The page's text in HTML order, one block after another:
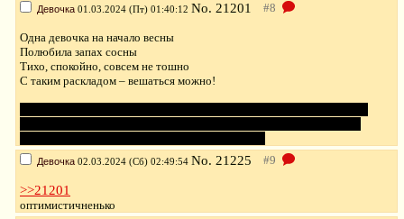
Девочка 01.03.2024 (Пт) 01:40:12 No. 21201
Одна девочка на начало весны
Полюбила запах сосны
Тихо, спокойно, совсем не тошно
С таким раскладом – вешаться можно!
Девочка 02.03.2024 (Сб) 02:49:54 No. 21225
>>21201
оптимистичненько